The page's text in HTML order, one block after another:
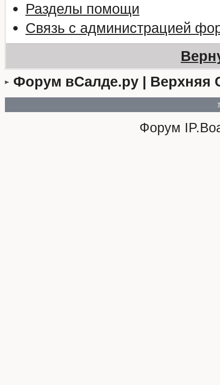
Разделы помощи
Связь с администрацией
Форум вСалде.ру | Верхняя
Форум